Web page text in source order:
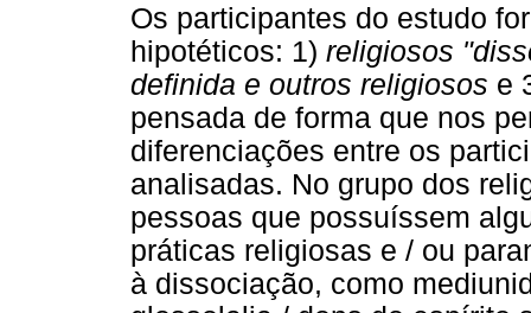
Os participantes do estudo
hipotéticos: 1) religiosos
definida e outros religiosos e
pensada de forma que nos
diferenciações entre os
analisadas. No grupo dos
pessoas que possuíssem
práticas religiosas e / ou
à dissociação, como